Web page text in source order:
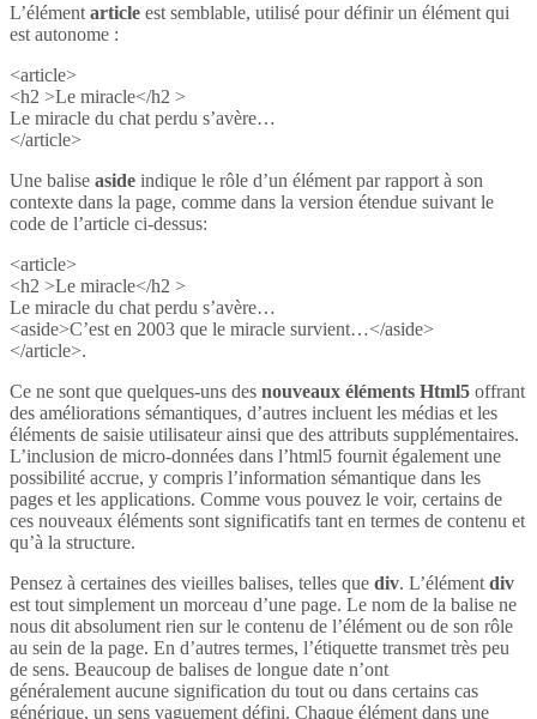
L’élément article est semblable, utilisé pour définir un élément qui
est autonome :
<article>
<h2 >Le miracle</h2 >
Le miracle du chat perdu s’avère…
</article>
Une balise aside indique le rôle d’un élément par rapport à son
contexte dans la page, comme dans la version étendue suivant le
code de l’article ci-dessus:
<article>
<h2 >Le miracle</h2 >
Le miracle du chat perdu s’avère…
<aside>C’est en 2003 que le miracle survient…</aside>
</article>.
Ce ne sont que quelques-uns des nouveaux éléments Html5 offrant
des améliorations sémantiques, d’autres incluent les médias et les
éléments de saisie utilisateur ainsi que des attributs supplémentaires.
L’inclusion de micro-données dans l’html5 fournit également une
possibilité accrue, y compris l’information sémantique dans les
pages et les applications. Comme vous pouvez le voir, certains de
ces nouveaux éléments sont significatifs tant en termes de contenu et
qu’à la structure.
Pensez à certaines des vieilles balises, telles que div. L’élément div
est tout simplement un morceau d’une page. Le nom de la balise ne
nous dit absolument rien sur le contenu de l’élément ou de son rôle
au sein de la page. En d’autres termes, l’étiquette transmet très peu
de sens. Beaucoup de balises de longue date n’ont
généralement aucune signification du tout ou dans certains cas
générique, un sens vaguement défini. Chaque élément dans une